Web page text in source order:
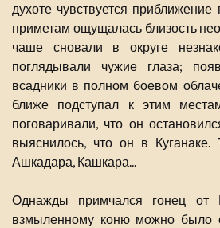
духоте чувствуется
приметам ощущалась близость
чаше сновали в округе
поглядывали чужие глаза;
всадники в полном боевом
ближе подступал к этим
поговаривали, что он
выяснилось, что он в Куганаке.
Ашкадара, Кашкара...
Однажды примчался гонец от
взмыленному коню можно было